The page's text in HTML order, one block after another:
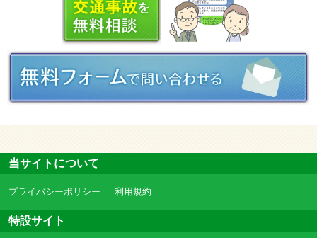
当サイトについて
プライバシーポリシー 利用規約
特設サイト